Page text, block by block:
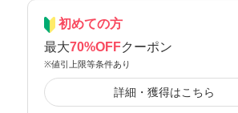
初めての方
最大70%OFFクーポン
※値引上限等条件あり
詳細・獲得はこちら